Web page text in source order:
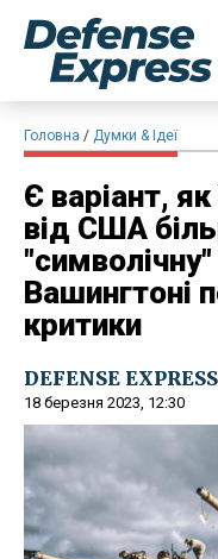
Головна Думки & Ідеї
Є варіант,
від США
Вашингтоні
критики
DEFENSE EXPRESS
18 березня 2023, 12:30